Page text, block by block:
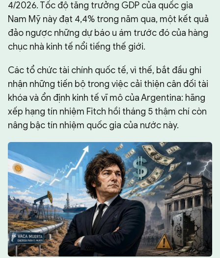
4/2026. Tốc độ tăng trưởng GDP của quốc gia
Nam Mỹ này đạt 4,4% trong năm qua, một kết quả
đảo ngược những dự báo u ám trước đó của hàng
chục nhà kinh tế nổi tiếng thế giới.
Các tổ chức tài chính quốc tế, vì thế, bắt đầu ghi
nhận những tiến bộ trong việc cải thiện cân đối tài
khóa và ổn định kinh tế vĩ mô của Argentina: hãng
xếp hạng tín nhiệm Fitch hồi tháng 5 thậm chí còn
nâng bậc tín nhiệm quốc gia của nước này.